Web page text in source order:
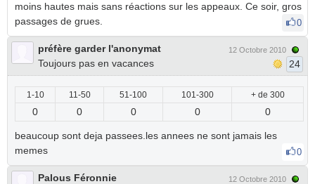
moins hautes mais sans réactions sur les appeaux. Ce soir, gros
passages de grues.
0
préfère garder l'anonymat
Toujours pas en vacances
12 Octobre 2010
24
1-10 11-50 51-100 101-300 + de 300
0 0 0 0 0
beaucoup sont deja passees.les annees ne sont jamais les
memes
0
Palous Féronnie
12 Octobre 2010